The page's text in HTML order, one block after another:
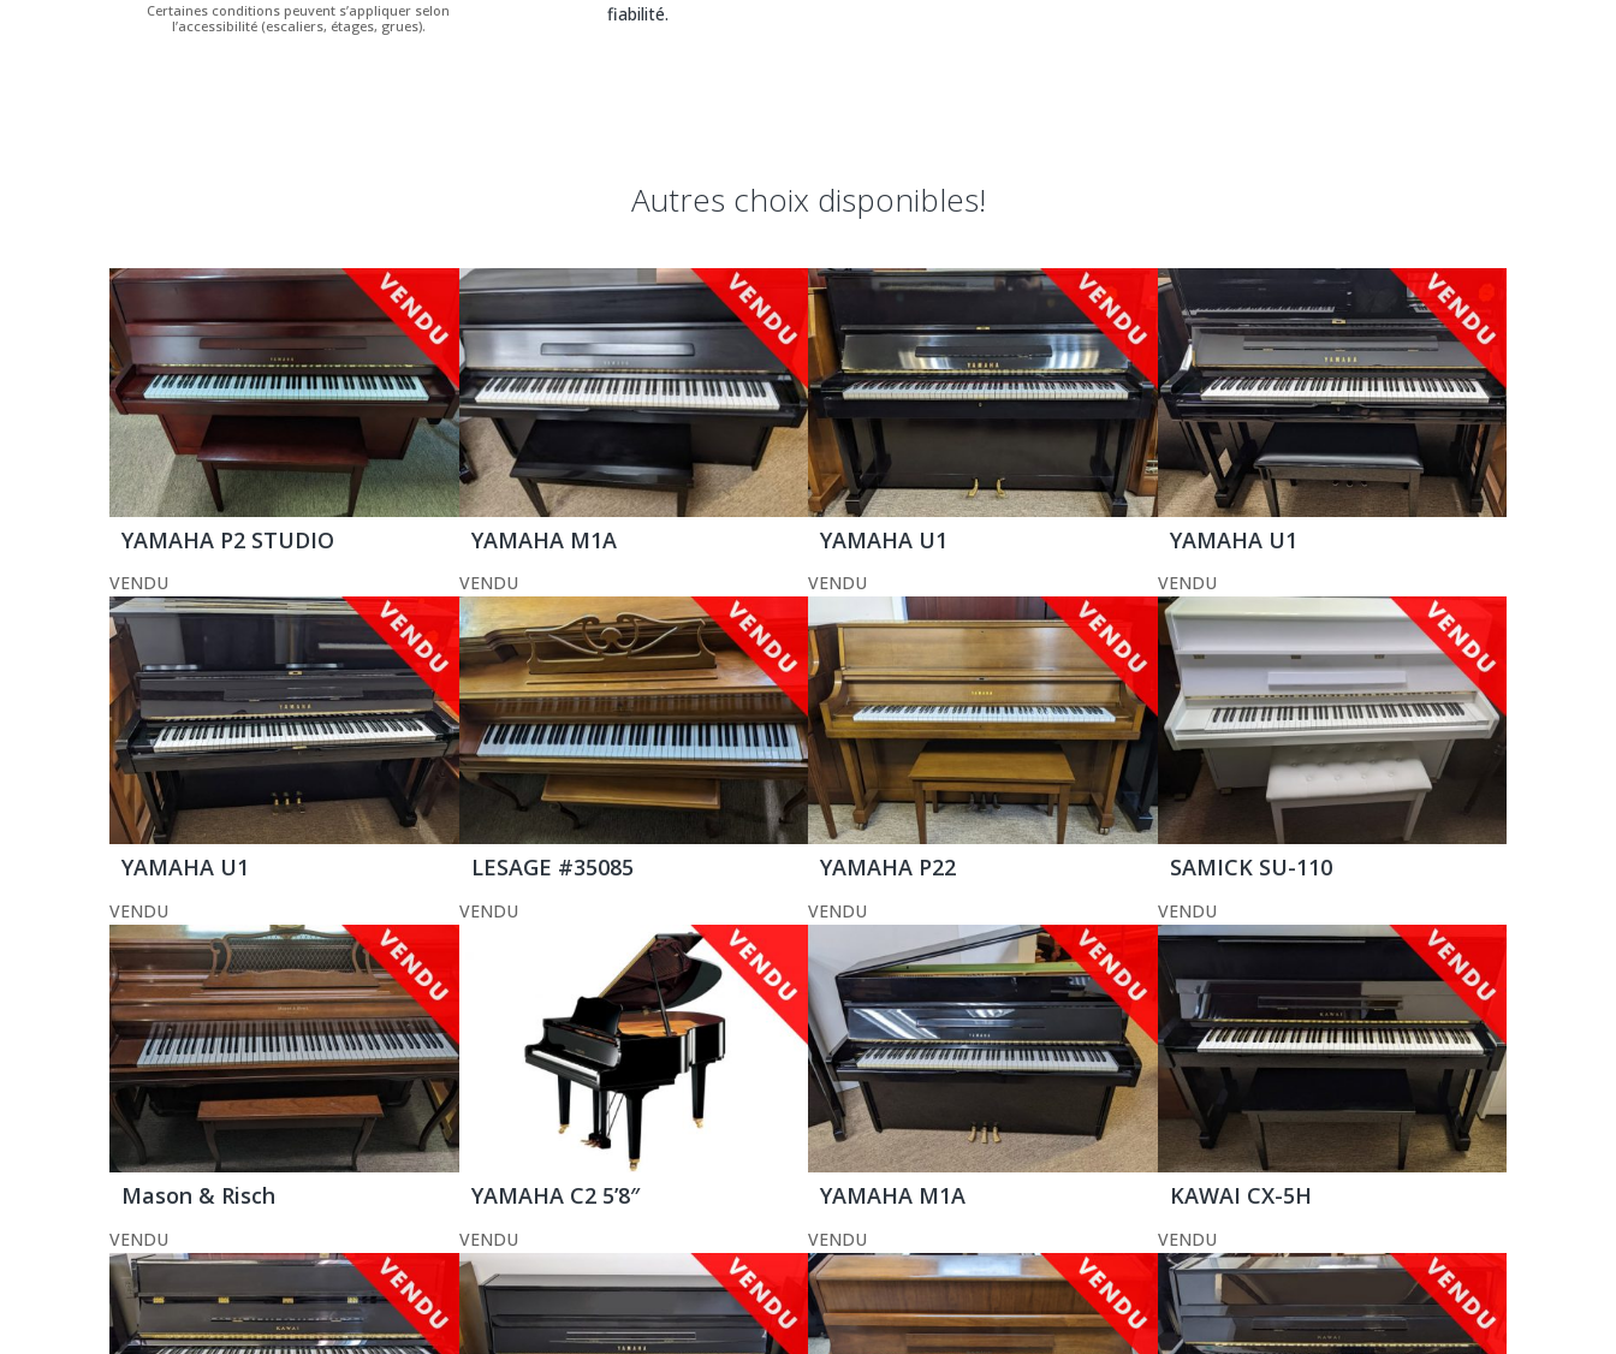
Certaines conditions peuvent s’appliquer selon
l’accessibilité (escaliers, étages, grues).
fiabilité.
Autres choix disponibles!
YAMAHA P2 STUDIO
VENDU
YAMAHA M1A
VENDU
YAMAHA U1
VENDU
YAMAHA U1
VENDU
YAMAHA U1
VENDU
LESAGE #35085
VENDU
YAMAHA P22
VENDU
SAMICK SU-110
VENDU
Mason & Risch
VENDU
YAMAHA C2 5’8″
VENDU
YAMAHA M1A
VENDU
KAWAI CX-5H
VENDU